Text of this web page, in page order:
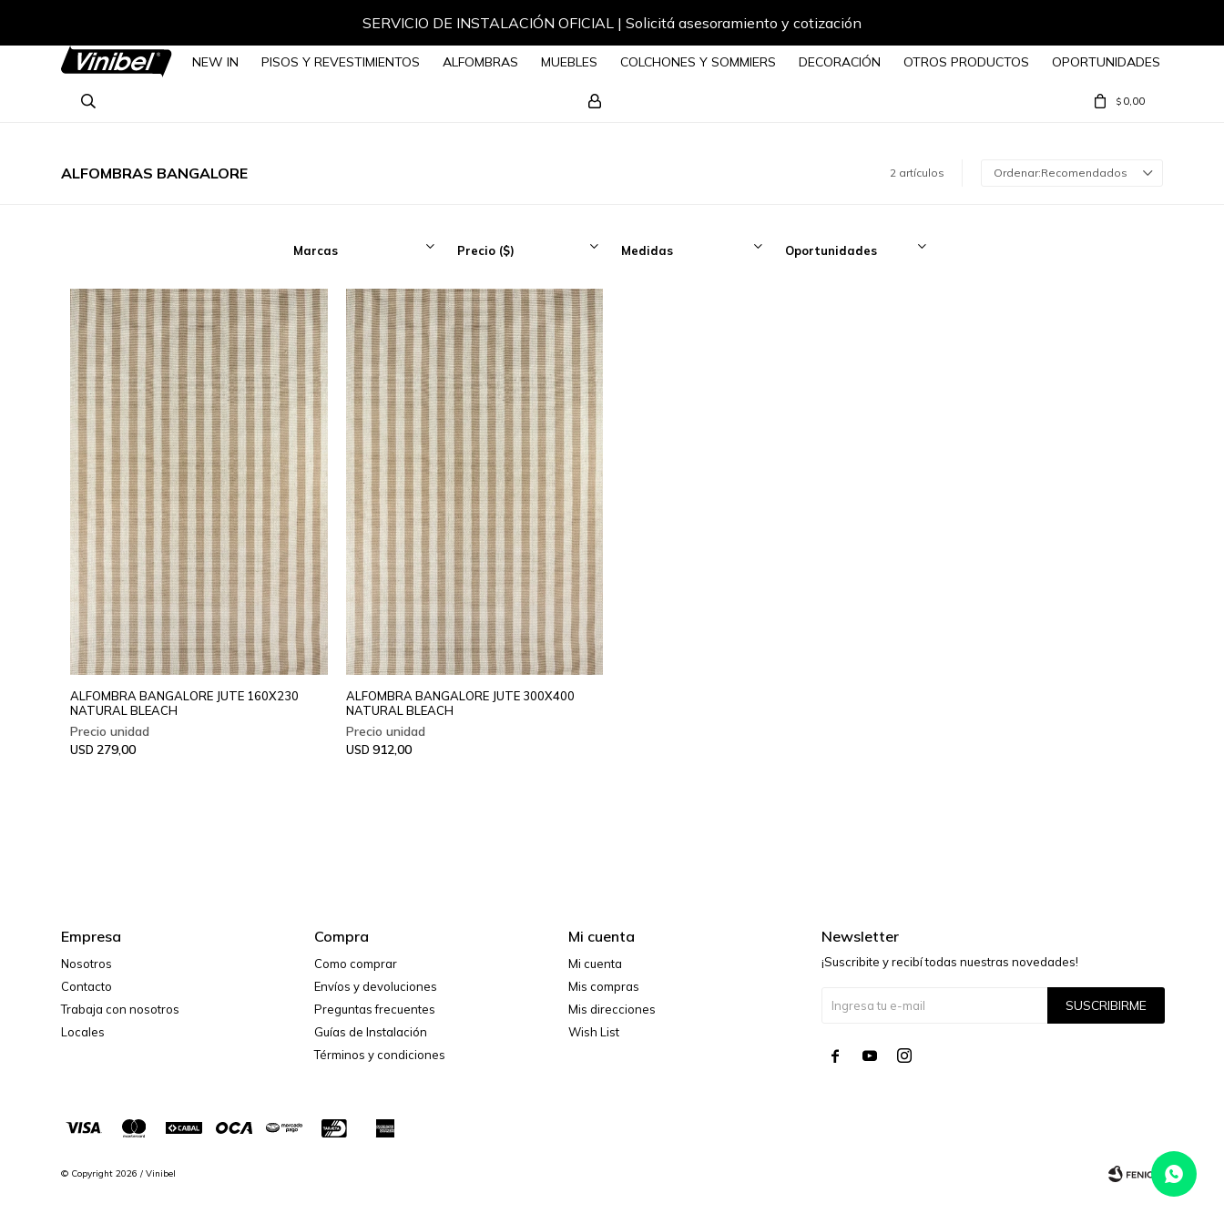
SERVICIO DE INSTALACIÓN OFICIAL | Solicitá asesoramiento y cotización
NEW IN PISOS Y REVESTIMIENTOS ALFOMBRAS MUEBLES COLCHONES Y SOMMIERS DECORACIÓN OTROS PRODUCTOS OPORTUNIDADES
$ 0,00
ALFOMBRAS BANGALORE 2 artículos Recomendados
ALFOMBRA BANGALORE JUTE 160X230
NATURAL BLEACH
USD 279,00
ALFOMBRA BANGALORE JUTE 300X400
NATURAL BLEACH
USD 912,00
Marcas Precio ($) Medidas Oportunidades
Empresa
Nosotros
Contacto
Trabaja con nosotros
Locales
Compra
Como comprar
Envíos y devoluciones
Preguntas frecuentes
Guías de Instalación
Términos y condiciones
Mi cuenta
Mi cuenta
Mis compras
Mis direcciones
Wish List
Newsletter
¡Suscribite y recibí todas nuestras novedades!
SUSCRIBIRME
  
© Copyright 2026 / Vinibel